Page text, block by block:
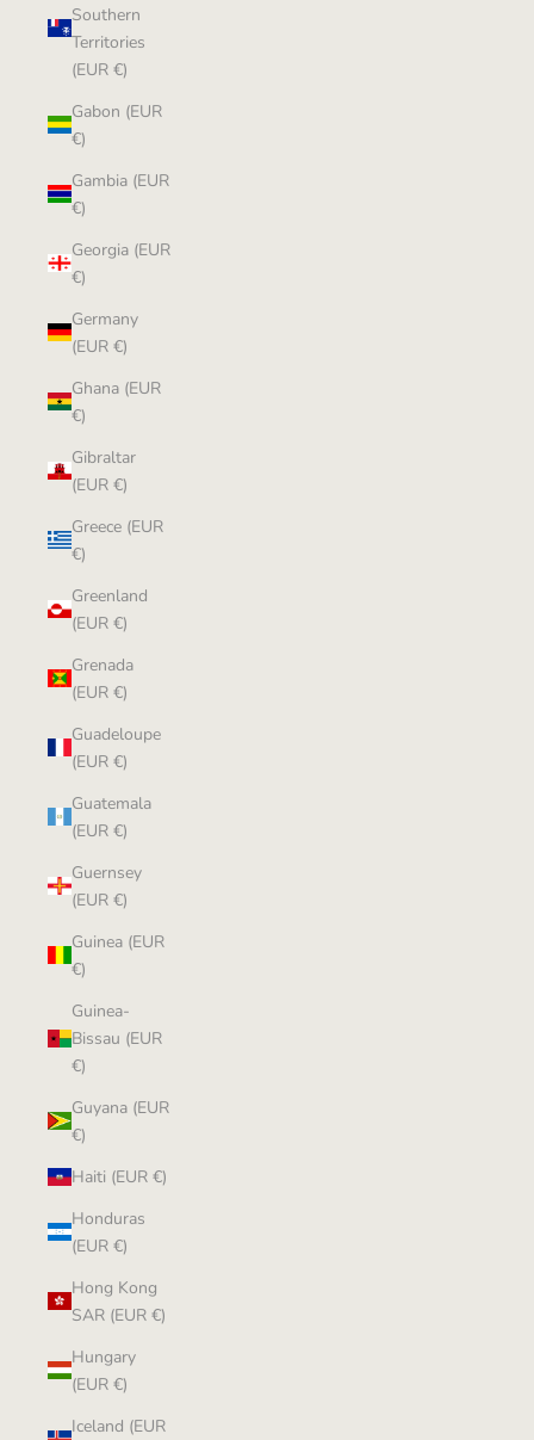
Southern
Territories
(EUR €)
Gabon (EUR
€)
Gambia (EUR
€)
Georgia (EUR
€)
Germany
(EUR €)
Ghana (EUR
€)
Gibraltar
(EUR €)
Greece (EUR
€)
Greenland
(EUR €)
Grenada
(EUR €)
Guadeloupe
(EUR €)
Guatemala
(EUR €)
Guernsey
(EUR €)
Guinea (EUR
€)
Guinea-
Bissau (EUR
€)
Guyana (EUR
€)
Haiti (EUR €)
Honduras
(EUR €)
Hong Kong
SAR (EUR €)
Hungary
(EUR €)
Iceland (EUR